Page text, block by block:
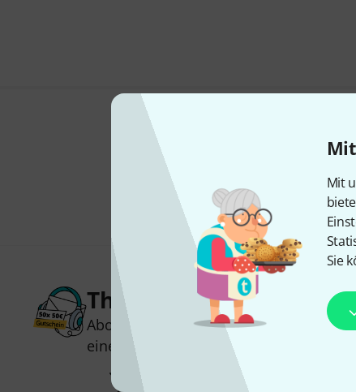
Mit
Sie
Thomann Newsletter
Abonniere den Thomann Newsletter
einen von
50 Gutscheinen
Inspirierende Beiträge